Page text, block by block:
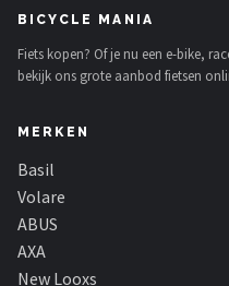
BICYCLE MANIA
Fiets kopen? Of je nu een e-bike,
bekijk ons grote aanbod fietsen
MERKEN
Basil
Volare
ABUS
AXA
New Looxs